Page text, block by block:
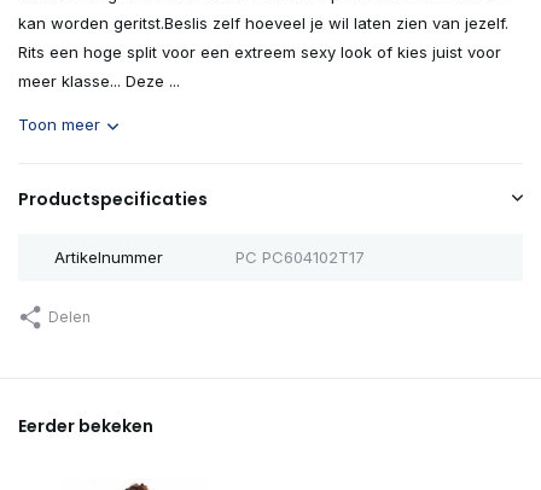
kan worden geritst.Beslis zelf hoeveel je wil laten zien van jezelf.
Rits een hoge split voor een extreem sexy look of kies juist voor
meer klasse... Deze ...
Toon meer
Productspecificaties
Artikelnummer PC PC604102T17
Delen
Eerder bekeken